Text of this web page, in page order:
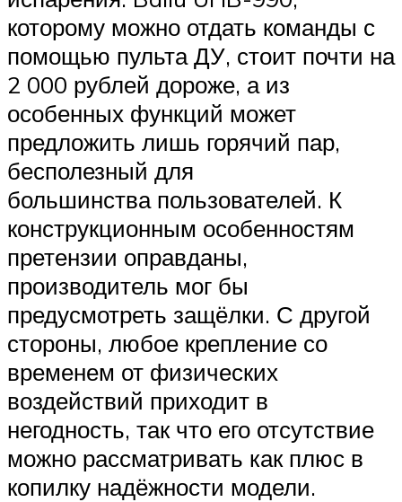
которому можно отдать команды с
помощью пульта ДУ, стоит почти на
2 000 рублей дороже, а из
особенных функций может
предложить лишь горячий пар,
бесполезный для
большинства пользователей. К
конструкционным особенностям
претензии оправданы,
производитель мог бы
предусмотреть защёлки. С другой
стороны, любое крепление со
временем от физических
воздействий приходит в
негодность, так что его отсутствие
можно рассматривать как плюс в
копилку надёжности модели.